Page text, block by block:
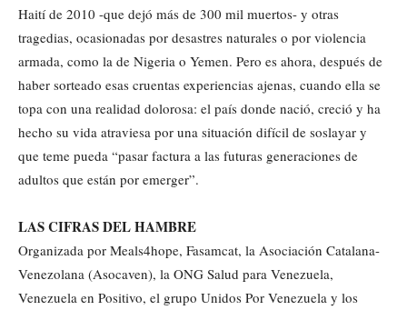
Haití de 2010 -que dejó más de 300 mil muertos- y otras
tragedias, ocasionadas por desastres naturales o por violencia
armada, como la de Nigeria o Yemen. Pero es ahora, después de
haber sorteado esas cruentas experiencias ajenas, cuando ella se
topa con una realidad dolorosa: el país donde nació, creció y ha
hecho su vida atraviesa por una situación difícil de soslayar y
que teme pueda “pasar factura a las futuras generaciones de
adultos que están por emerger”.
LAS CIFRAS DEL HAMBRE
Organizada por Meals4hope, Fasamcat, la Asociación Catalana-
Venezolana (Asocaven), la ONG Salud para Venezuela,
Venezuela en Positivo, el grupo Unidos Por Venezuela y los